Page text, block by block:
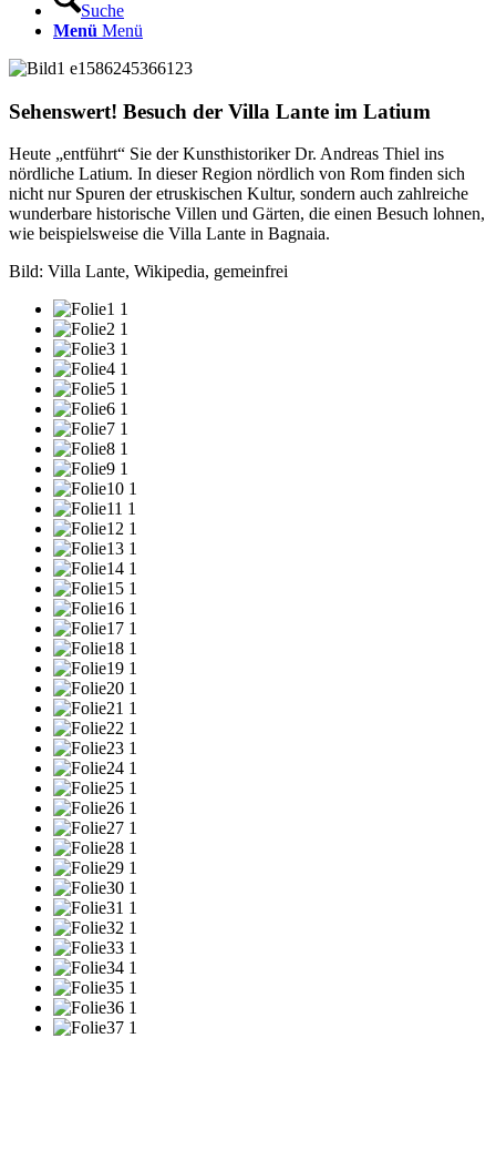
Suche
Menü Menü
Sehenswert! Besuch der Villa Lante im Latium
Heute „entführt“ Sie der Kunsthistoriker Dr. Andreas Thiel ins
nördliche Latium. In dieser Region nördlich von Rom finden sich
nicht nur Spuren der etruskischen Kultur, sondern auch zahlreiche
wunderbare historische Villen und Gärten, die einen Besuch lohnen,
wie beispielsweise die Villa Lante in Bagnaia.
Bild: Villa Lante, Wikipedia, gemeinfrei